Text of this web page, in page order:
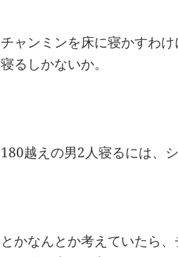
チャンミンを床に寝かすわ
寝るしかないか。
180越えの男2人寝るには、
とかなんとか考えていたら